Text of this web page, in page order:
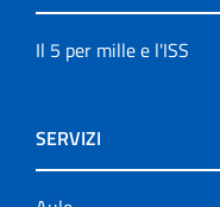
Il 5 per mille e l'ISS
SERVIZI